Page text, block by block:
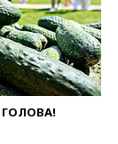
ГОЛОВА!